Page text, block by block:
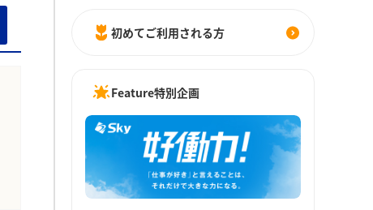
初めてご利用される方
Feature特別企画